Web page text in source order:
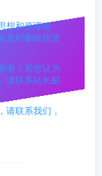
想和原理使
及时删除所造
谢！若您认为
请联系站长邮
请联系我们，